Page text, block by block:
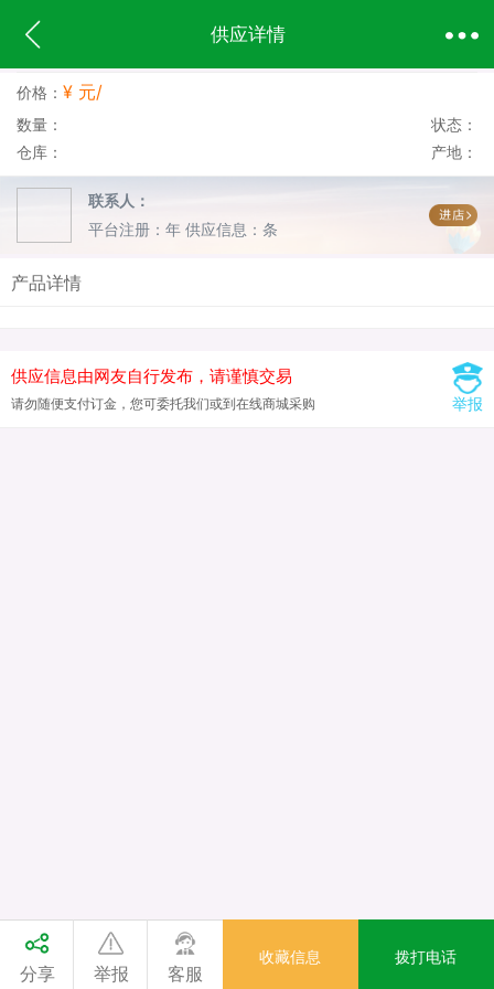
供应详情
分享 举报 客服
收藏信息 拨打电话
价格： ¥ 元/
数量：
仓库：
状态：
产地：
联系人：
平台注册：年 供应信息：条
产品详情
举报
供应信息由网友自行发布，请谨慎交易
请勿随便支付订金，您可委托我们或到在线商城采购